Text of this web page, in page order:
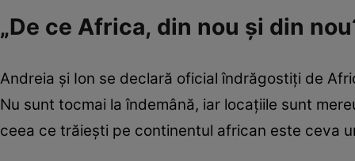
„De ce Africa, din nou și din
Andreia și Ion se declară oficial îndrăgostiți de
Nu sunt tocmai la îndemână, iar locațiile sunt
ceea ce trăiești pe continentul african este ceva